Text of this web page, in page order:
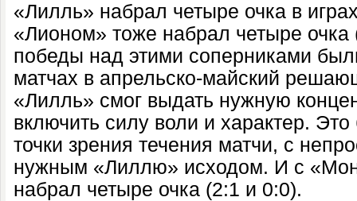
«Лилль» набрал четыре очка в
«Лионом» тоже набрал четыре
победы над этими соперниками
матчах в апрельско-майский
«Лилль» смог выдать нужную
включить силу воли и характер.
точки зрения течения матчи, с
нужным «Лиллю» исходом. И с
набрал четыре очка (2:1 и 0:0).